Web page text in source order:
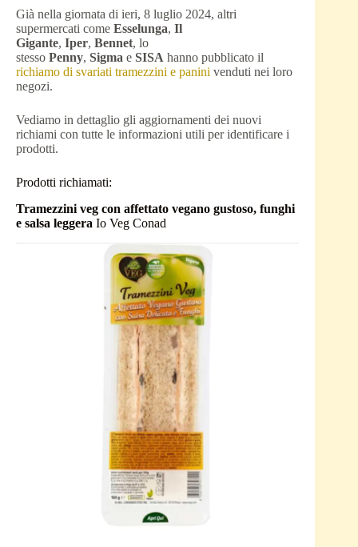
Già nella giornata di ieri, 8 luglio 2024, altri
supermercati come Esselunga, Il
Gigante, Iper, Bennet, lo
stesso Penny, Sigma e SISA hanno pubblicato il
richiamo di svariati tramezzini e panini venduti nei loro
negozi.
Vediamo in dettaglio gli aggiornamenti dei nuovi
richiami con tutte le informazioni utili per identificare i
prodotti.
Prodotti richiamati:
Tramezzini veg con affettato vegano gustoso, funghi
e salsa leggera Io Veg Conad